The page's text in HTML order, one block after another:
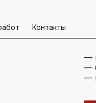
Контакты
—
—
—